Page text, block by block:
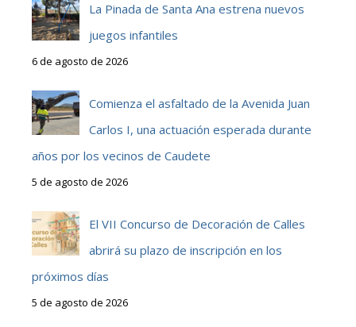
La Pinada de Santa Ana estrena nuevos
juegos infantiles
6 de agosto de 2026
Comienza el asfaltado de la Avenida Juan
Carlos I, una actuación esperada durante
años por los vecinos de Caudete
5 de agosto de 2026
El VII Concurso de Decoración de Calles
abrirá su plazo de inscripción en los
próximos días
5 de agosto de 2026